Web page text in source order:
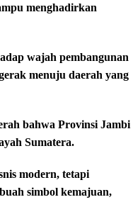
menghadirkan
wajah pembangunan
menuju daerah yang
bahwa Provinsi Jambi
Sumatera.
modern, tetapi
simbol kemajuan,